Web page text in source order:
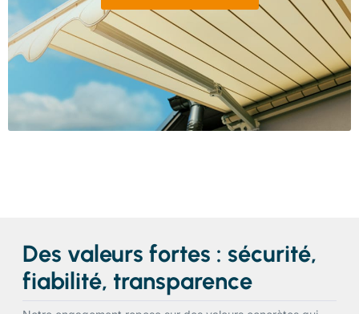
Des valeurs fortes : sécurité,
fiabilité, transparence